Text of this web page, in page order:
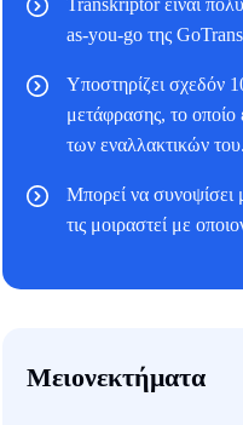
Transkriptor είναι
as-you-go της
Υποστηρίζει σχεδόν
μετάφρασης, το
των εναλλακτικών του.
Μπορεί να συνοψίσει
τις μοιραστεί με
Μειονεκτήματα